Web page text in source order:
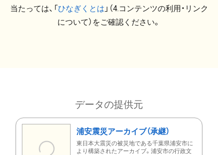
当たっては、「ひなぎくとは 」（4.コンテンツの利用・リンク
について）をご確認ください。
データの提供元
浦安震災アーカイブ（承継）
東日本大震災の被災地である千葉県浦安市に
より構築されたアーカイブ。浦安市の行政文